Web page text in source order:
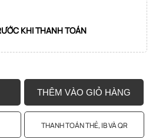
KHI THANH TOÁN
THÊM VÀO GIỎ HÀNG
THANH TOÁN THẺ, IB VÀ QR